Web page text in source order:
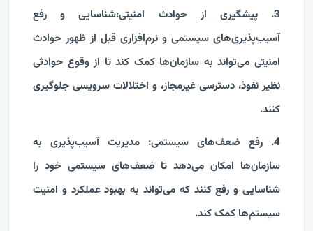
3. پیشگیری از حوادث امنیتی:شناسایی و رفع
آسیب‌پذیری‌های سیستمی و نرم‌افزاری قبل از ظهور حوادث
امنیتی می‌تواند به سازمان‌ها کمک کند تا از وقوع حوادثی
نظیر نفوذ، دسترسی غیرمجاز، و اختلالات سرویسی جلوگیری
کنند.
4. رفع ضعف‌های سیستمی: مدیریت آسیب‌پذیری به
سازمان‌ها امکان می‌دهد تا ضعف‌های سیستمی خود را
شناسایی و رفع کنند که می‌تواند به بهبود عملکرد و امنیت
سیستم‌ها کمک کند.